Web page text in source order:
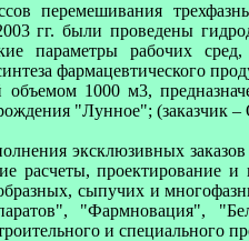
перемешивания
были проведены
параметры рабочих
фармацевтического
1000 м3,
"Лунное";
эксклюзивных
расчеты, проектирование
сыпучих и
"Фармновация",
и